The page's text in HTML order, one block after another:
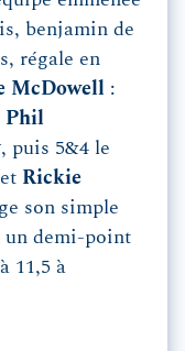
benjamin de
régale en
McDowell :
Phil
, puis 5&4 le
et Rickie
son simple
un demi-point
11,5 à